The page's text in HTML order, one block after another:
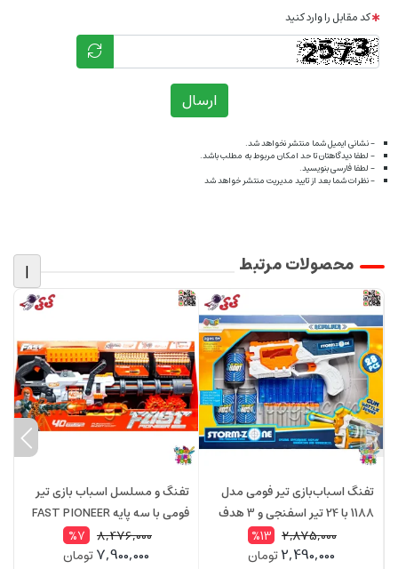
کد مقابل را وارد کنید
ارسال
- نشانی ایمیل شما منتشر نخواهد شد.
- لطفا دیدگاهتان تا حد امکان مربوط به مطلب باشد.
- لطفا فارسی بنویسید.
- نظرات شما بعد از تایید مدیریت منتشر خواهد شد
محصولات مرتبط |
تفنگ اسباب‌بازی تیر فومی مدل
1188 با 24 تیر اسفنجی و 3 هدف
نشانه‌گیری2,875,000
%13
2,490,000تومان
تفنگ و مسلسل اسباب بازی تیر
فومی با سه پایه FAST PIONEER
8,476,000
%7
7,900,000تومان